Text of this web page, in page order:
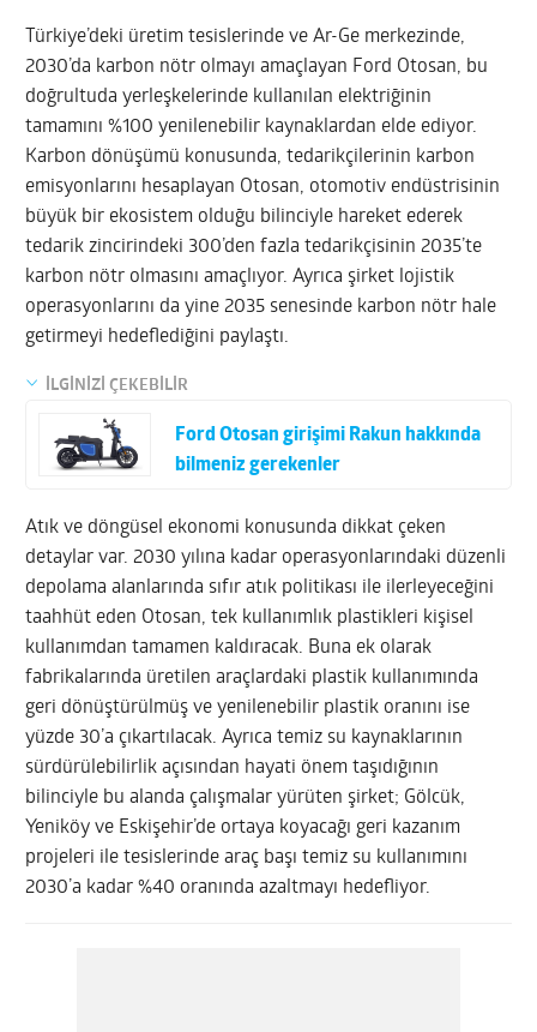
Türkiye’deki üretim tesislerinde ve Ar-Ge merkezinde,
2030’da karbon nötr olmayı amaçlayan Ford Otosan, bu
doğrultuda yerleşkelerinde kullanılan elektriğinin
tamamını %100 yenilenebilir kaynaklardan elde ediyor.
Karbon dönüşümü konusunda, tedarikçilerinin karbon
emisyonlarını hesaplayan Otosan, otomotiv endüstrisinin
büyük bir ekosistem olduğu bilinciyle hareket ederek
tedarik zincirindeki 300’den fazla tedarikçisinin 2035’te
karbon nötr olmasını amaçlıyor. Ayrıca şirket lojistik
operasyonlarını da yine 2035 senesinde karbon nötr hale
getirmeyi hedeflediğini paylaştı.
İLGİNİZİ ÇEKEBİLİR
Ford Otosan girişimi Rakun hakkında
bilmeniz gerekenler
Atık ve döngüsel ekonomi konusunda dikkat çeken
detaylar var. 2030 yılına kadar operasyonlarındaki düzenli
depolama alanlarında sıfır atık politikası ile ilerleyeceğini
taahhüt eden Otosan, tek kullanımlık plastikleri kişisel
kullanımdan tamamen kaldıracak. Buna ek olarak
fabrikalarında üretilen araçlardaki plastik kullanımında
geri dönüştürülmüş ve yenilenebilir plastik oranını ise
yüzde 30’a çıkartılacak. Ayrıca temiz su kaynaklarının
sürdürülebilirlik açısından hayati önem taşıdığının
bilinciyle bu alanda çalışmalar yürüten şirket; Gölcük,
Yeniköy ve Eskişehir’de ortaya koyacağı geri kazanım
projeleri ile tesislerinde araç başı temiz su kullanımını
2030’a kadar %40 oranında azaltmayı hedefliyor.